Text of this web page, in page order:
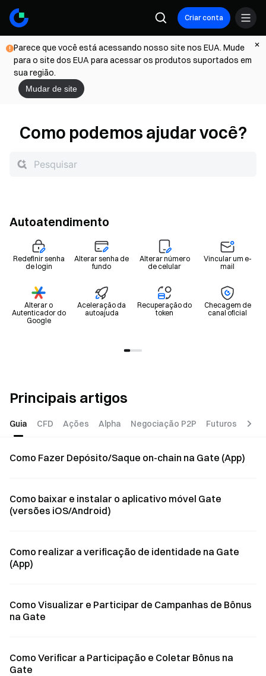
Criar conta
Parece que você está acessando nosso site nos EUA. Mude
para o site dos EUA para acessar os produtos suportados em
sua região.
Mudar de site
Como podemos ajudar você?
Autoatendimento
Redefinir senha
de login
Alterar senha de
fundo
Alterar número
de celular
Vincular um e-
mail
Alterar o
Autenticador do
Google
Aceleração da
autoajuda
Recuperação do
token
Checagem de
canal oficial
Principais artigos
Guia CFD Ações Alpha Negociação P2P Futuros
Como Fazer Depósito/Saque on-chain na Gate (App)
Como baixar e instalar o aplicativo móvel Gate
(versões iOS/Android)
Como realizar a verificação de identidade na Gate
(App)
Como Visualizar e Participar de Campanhas de Bônus
na Gate
Como Verificar a Participação e Coletar Bônus na
Gate